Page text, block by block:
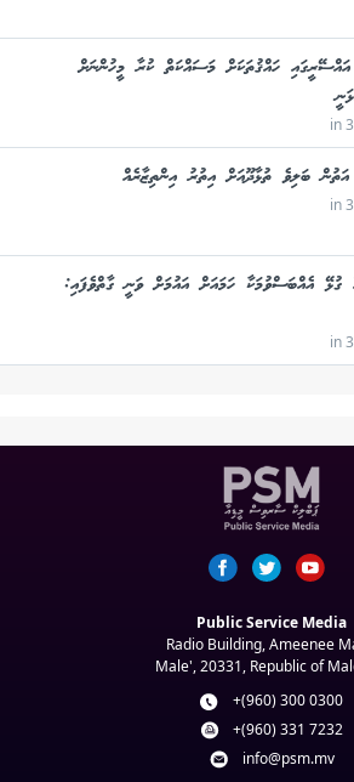
ހައްޤުތަކަށް މަސައްކަތް ކުރާ މީހުންނަށް
in
ބަލިވެ ތުޅާދޫއަށް އިތުރު އިންތިޒާރެއް
in
ގުޅޭ އެއްބަސްވުމަކާ ހަމައަށް އައުމަށް ވަނީ ގާތްވެފައި:
in
Public Service Media
Radio Building, Ameenee
Male', 20331, Republic of
+(960) 300 0300
+(960) 331 7232
info@psm.mv